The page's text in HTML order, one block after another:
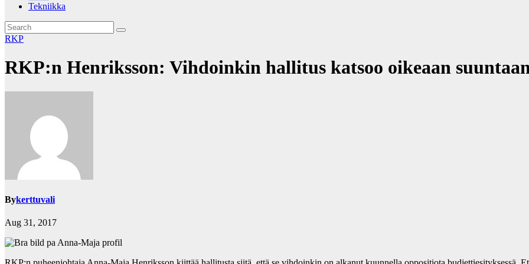
Tekniikka
RKP
RKP:n Henriksson: Vihdoinkin hallitus katsoo oikeaan
Bykerttuvali
Aug 31, 2017